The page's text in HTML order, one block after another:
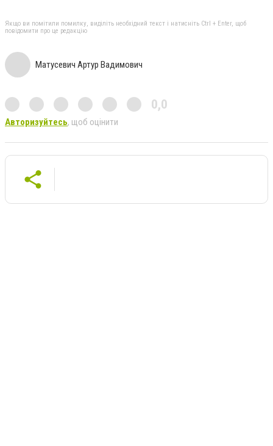
Якщо ви помітили помилку, виділіть необхідний текст і натисніть Ctrl + Enter, щоб
повідомити про це редакцію
Матусевич Артур Вадимович
0,0
Авторизуйтесь, щоб оцінити